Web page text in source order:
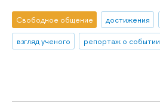
Свободное общение достижения
взгляд ученого
репортаж о событии